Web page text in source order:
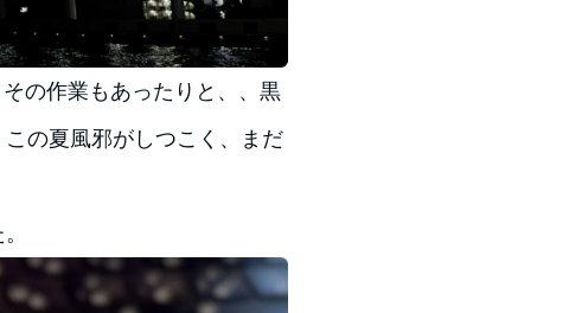
の作業もあったりと、、黒
の夏風邪がしつこく、まだ